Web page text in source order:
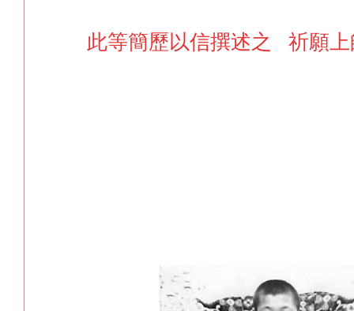
此等簡歷以信撰述之 祈願